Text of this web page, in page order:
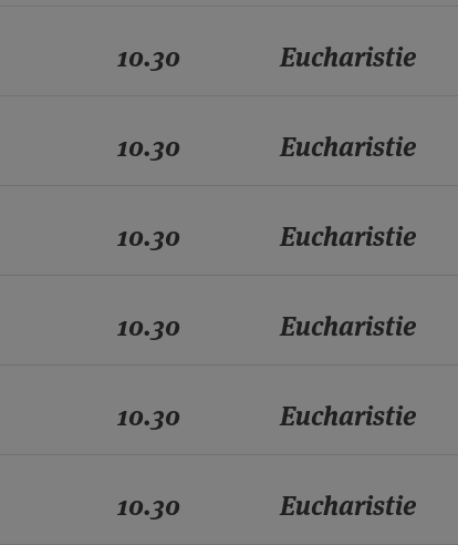
10.30 Eucharistie
10.30 Eucharistie
10.30 Eucharistie
10.30 Eucharistie
10.30 Eucharistie
10.30 Eucharistie